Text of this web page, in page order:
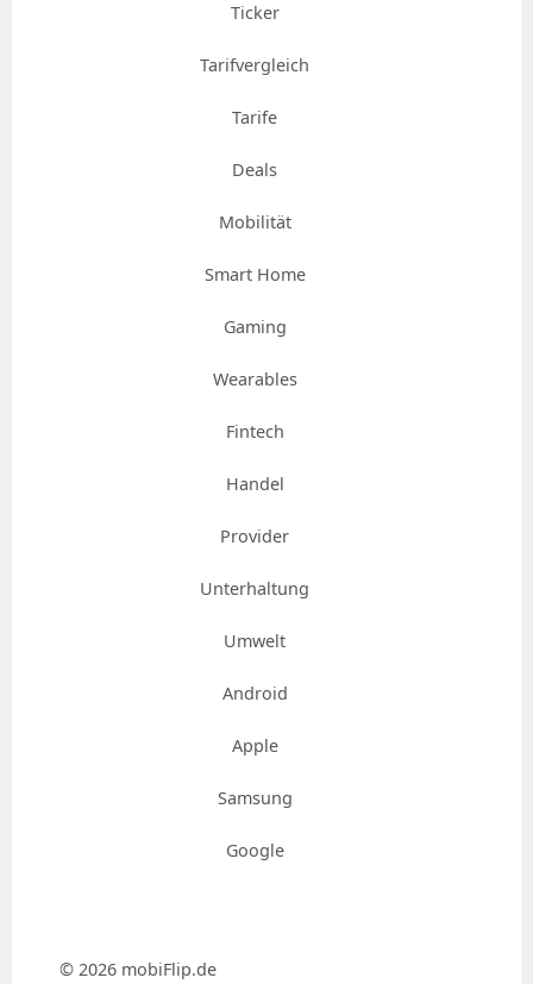
Ticker
Tarifvergleich
Tarife
Deals
Mobilität
Smart Home
Gaming
Wearables
Fintech
Handel
Provider
Unterhaltung
Umwelt
Android
Apple
Samsung
Google
© 2026 mobiFlip.de